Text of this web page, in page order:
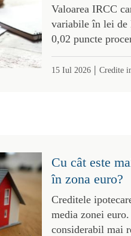
Valoarea IRCC
variabile în lei de
0,02 puncte
15 Iul 2026| Credite
Cu cât este
în zona euro?
Creditele
media zonei
considerabil mai